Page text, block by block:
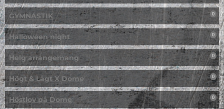
GYMNASTIK 0
Halloween night 0
Helg arrangemang 0
Högt & Lågt X Dome 0
Höstlov på Dome 0